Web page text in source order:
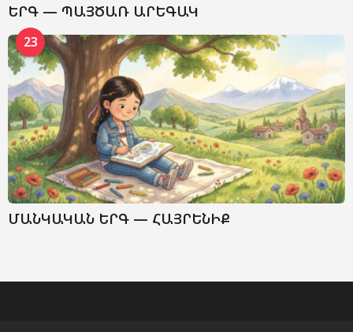
ԵՐԳ — ՊԱՅԾԱՌ ԱՐԵԳԱԿ
23
ՄԱՆԿԱԿԱՆ ԵՐԳ — ՀԱՅՐԵՆԻՔ